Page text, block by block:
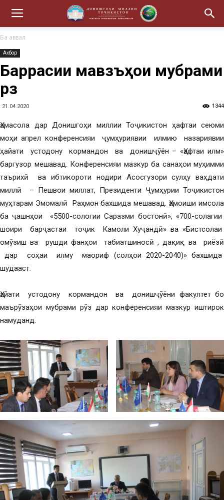
Ба аввал
Ахбор
Баррасии мавзӯъҳои мубрами
рӯз
21.04.2020 1344
Ҳамасола дар Донишгоҳи миллии Тоҷикистон ҳафтаи сеюми
моҳи апрел конференсияи ҷумҳуриявии илмию назариявии
ҳайати устодону кормандон ва донишҷӯён – «Ҳафтаи илм»
баргузор мешавад. Конференсияи мазкур ба санаҳои муҳимми
таърихӣ ва ибтикороти нодири Асосгузори сулҳу ваҳдати
миллӣ – Пешвои миллат, Президенти Ҷумҳурии Тоҷикистон
муҳтарам Эмомалӣ Раҳмон бахшида мешавад. Ҳамоиши имсола
ба ҷашнҳои «5500-сологии Саразми бостонӣ», «700-солагии
шоири барҷастаи тоҷик Камоли Хуҷандӣ» ва «Бистсолаи
омӯзиш ва рушди фанҳои табиатшиносӣ , дақиқ ва риёзӣ
дар соҳаи илму маориф (солҳои 2020-2040)» бахшида
шудааст.
Ҳайати устодону кормандон ва донишҷӯёни факултет бо
маърӯзаҳои мубрами рӯз дар конференсияи мазкур иштирок
намуданд.